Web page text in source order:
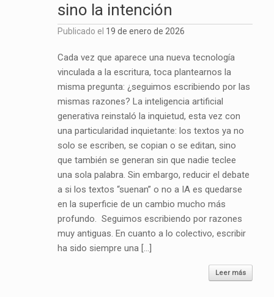
sino la intención
Publicado el 19 de enero de 2026
Cada vez que aparece una nueva tecnología
vinculada a la escritura, toca plantearnos la
misma pregunta: ¿seguimos escribiendo por las
mismas razones? La inteligencia artificial
generativa reinstaló la inquietud, esta vez con
una particularidad inquietante: los textos ya no
solo se escriben, se copian o se editan, sino
que también se generan sin que nadie teclee
una sola palabra. Sin embargo, reducir el debate
a si los textos “suenan” o no a IA es quedarse
en la superficie de un cambio mucho más
profundo. Seguimos escribiendo por razones
muy antiguas. En cuanto a lo colectivo, escribir
ha sido siempre una […]
Leer más